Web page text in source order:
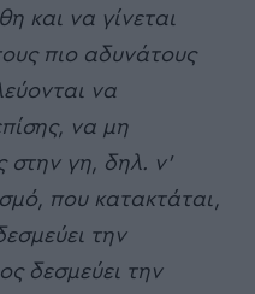
και να γίνεται
πιο αδυνάτους
να
να μη
στην γη, δηλ. ν’
που κατακτάται,
την
δεσμεύει την